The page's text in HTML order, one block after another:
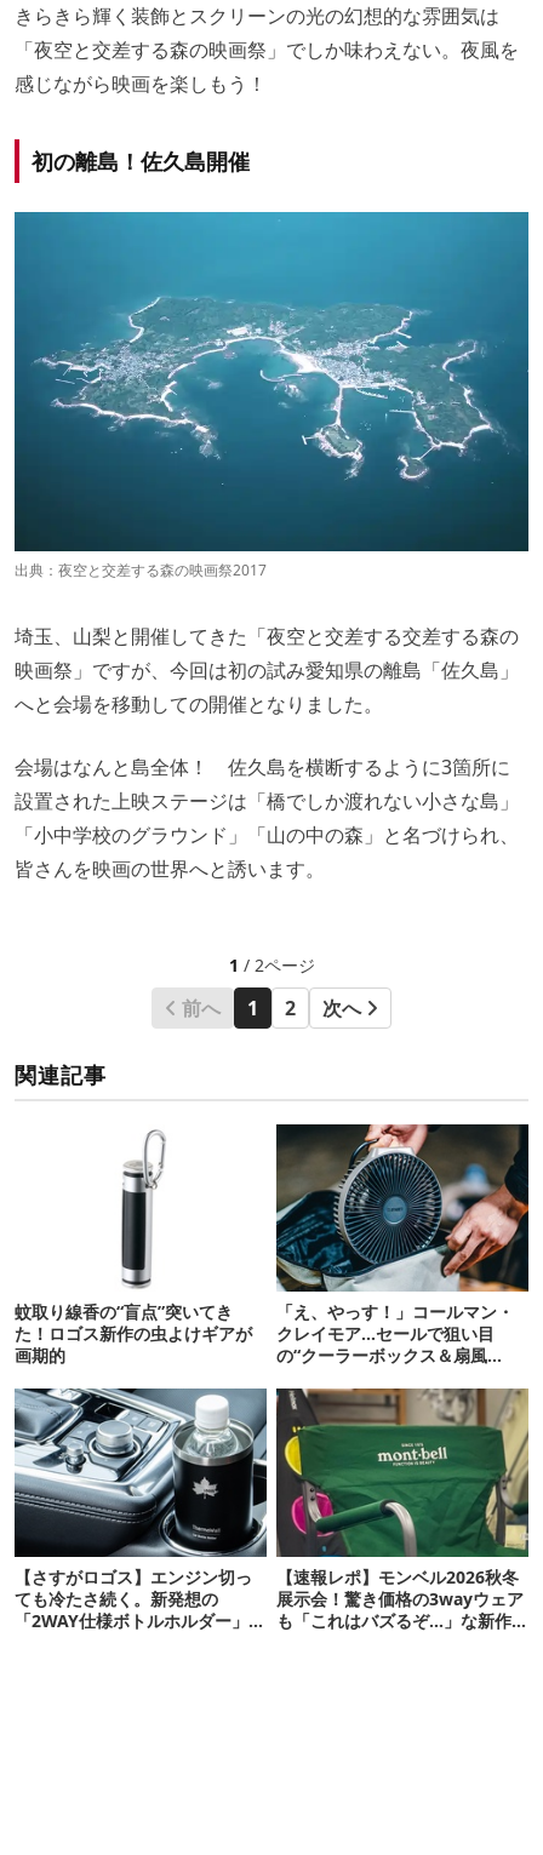
きらきら輝く装飾とスクリーンの光の幻想的な雰囲気は
「夜空と交差する森の映画祭」でしか味わえない。夜風を
感じながら映画を楽しもう！
初の離島！佐久島開催
出典： 夜空と交差する森の映画祭2017
埼玉、山梨と開催してきた「夜空と交差する交差する森の
映画祭」ですが、今回は初の試み愛知県の離島「佐久島」
へと会場を移動しての開催となりました。
会場はなんと島全体！ 佐久島を横断するように3箇所に
設置された上映ステージは「橋でしか渡れない小さな島」
「小中学校のグラウンド」「山の中の森」と名づけられ、
皆さんを映画の世界へと誘います。
1 / 2ページ
前へ 1 2 次へ
関連記事
蚊取り線香の“盲点”突いてき
た！ロゴス新作の虫よけギアが
画期的
「え、やっす！」コールマン・
クレイモア…セールで狙い目
の“クーラーボックス＆扇風
【さすがロゴス】エンジン切っ
ても冷たさ続く。新発想の
「2WAY仕様ボトルホルダー」が
【速報レポ】モンベル2026秋冬
展示会！驚き価格の3wayウェア
も「これはバズるぞ…」な新作